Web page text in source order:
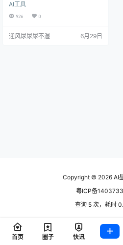
想做的，是让你只丢一个 Suno 链接
进去，剩下分镜、运镜、剪辑全交
0 到 60 秒的成片几分钟搞定。听起
AI工具
926 0
迎风尿尿尿不湿 6月29日
Copyright © 2026AI
粤ICP备
查询 5 次，耗时
首页 圈子 快讯